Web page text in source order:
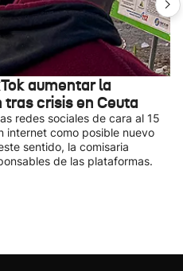
aumentar la
crisis en Ceuta
redes sociales de cara al 15
internet como posible nuevo
sentido, la comisaria
de las plataformas.